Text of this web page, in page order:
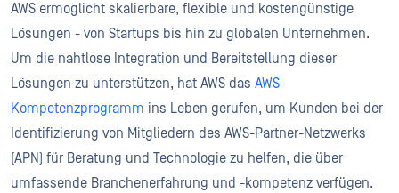
AWS ermöglicht skalierbare, flexible und kostengünstige
Lösungen - von Startups bis hin zu globalen Unternehmen.
Um die nahtlose Integration und Bereitstellung dieser
Lösungen zu unterstützen, hat AWS das AWS-
Kompetenzprogramm ins Leben gerufen, um Kunden bei der
Identifizierung von Mitgliedern des AWS-Partner-Netzwerks
(APN) für Beratung und Technologie zu helfen, die über
umfassende Branchenerfahrung und -kompetenz verfügen.